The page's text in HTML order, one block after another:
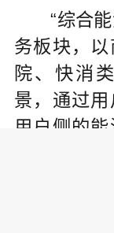
“综合能
务板块，
院、快消
景，通过
用户侧的